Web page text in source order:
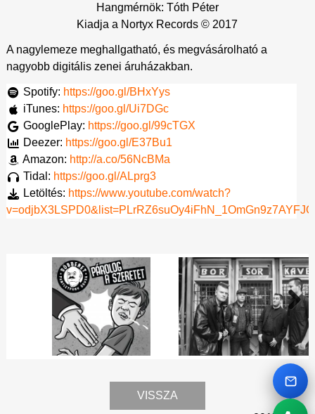
Hangmérnök: Tóth Péter
Kiadja a Nortyx Records © 2017
A nagylemeze meghallgatható, és megvásárolható a
nagyobb digitális zenei áruházakban.
Spotify: https://goo.gl/BHxYys
iTunes: https://goo.gl/Ui7DGc
GooglePlay: https://goo.gl/99cTGX
Deezer: https://goo.gl/E37Bu1
Amazon: http://a.co/56NcBMa
Tidal: https://goo.gl/ALprg3
Letöltés: https://www.youtube.com/watch?
Next
VISSZA